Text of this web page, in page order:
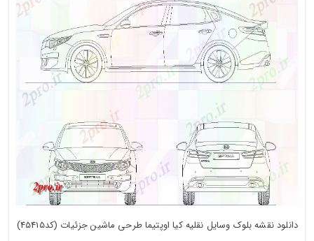
دانلود نقشه بلوک وسایل نقلیه کیا اوپتیما طرحی ماشین جزئیات (کد45415)